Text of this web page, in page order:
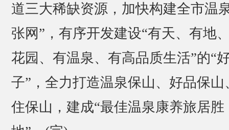
道三大稀缺资源，加快构建全市温
张网”，有序开发建设“有天、有地
花园、有温泉、有高品质生活”的“
子”，全力打造温泉保山、好品保山
住保山，建成“最佳温泉康养旅居胜